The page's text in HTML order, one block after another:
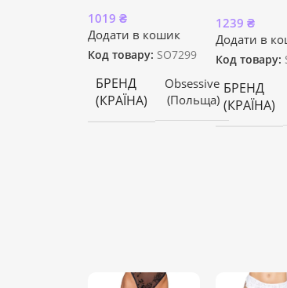
1019 ₴
Додати в кошик
Код товару: SO7299
БРЕНД
(КРАЇНА)
Obsessive
(Польща)
1239 ₴
Додати в
Код товару:
БРЕНД
(КРАЇНА)